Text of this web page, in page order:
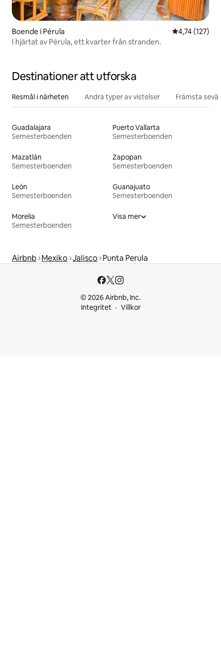
Boende i Pérula 4,74 av 5 i
4,74 (127)
I hjärtat av Pérula, ett kvarter från stranden.
Destinationer att utforska
Resmål i närheten Andra typer av vistelser Främsta
Guadalajara
Semesterboenden
Puerto Vallarta
Semesterboenden
Mazatlán
Semesterboenden
Zapopan
Semesterboenden
León
Semesterboenden
Guanajuato
Semesterboenden
Morelia
Semesterboenden
Visa mer
Airbnb Mexiko Jalisco Punta Perula
© 2026 Airbnb, Inc.
Integritet
Villkor